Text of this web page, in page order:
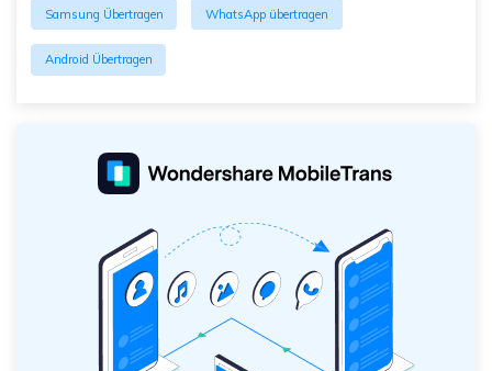
Samsung Übertragen WhatsApp übertragen
Android Übertragen